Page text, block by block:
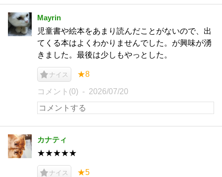
Mayrin
児童書や絵本をあまり読んだことがないので、出
てくる本はよくわかりませんでした。が興味が湧
きました。最後は少しもやっとした。
ナイス ★8
コメント(0) 2026/07/20
カナティ
★★★★★
ナイス ★5